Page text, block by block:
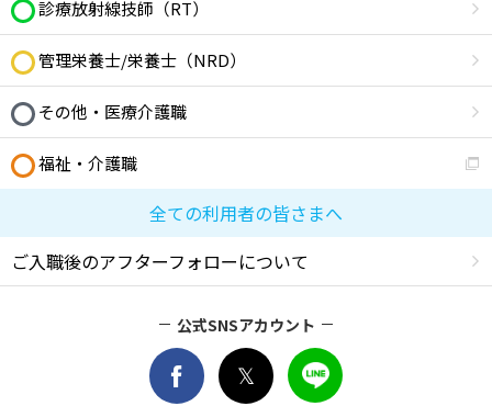
診療放射線技師（RT）
管理栄養士/栄養士（NRD）
その他・医療介護職
福祉・介護職
全ての利用者の皆さまへ
ご入職後のアフターフォローについて
公式SNSアカウント